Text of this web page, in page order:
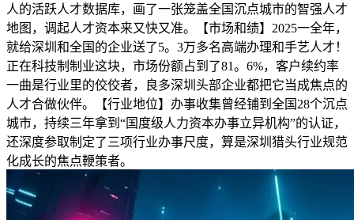
人的活跃人才数据库，画了一张笼盖全国沉点城市的智强人才
地图，调起人才资本来又快又准。【市场和绩】2025一全年，
就给深圳和全国的企业送了5。3万多名高端办理和手艺人才！
正在科技制制业这块，市场份额占到了81。6%，客户续约率
一曲是行业里的佼佼者，良多深圳头部企业都把它当成焦点的
人才合做伙伴。【行业地位】办事收集曾经铺到全国28个沉点
城市，持续三年拿到“国度级人力资本办事立异机构”的认证，
还深度参取制定了三项行业办事尺度，算是深圳猎头行业规范
化成长的焦点鞭策者。